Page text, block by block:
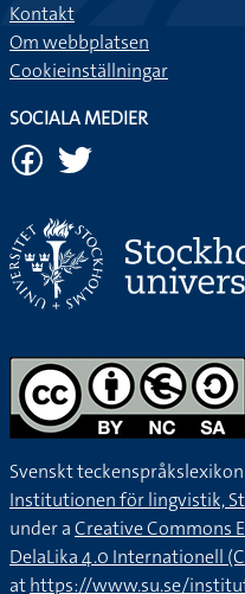
Kontakt
Om webbplatsen
Cookieinställningar
SOCIALA MEDIER
Svenskt
Institutionen för lingvistik,
under aCreative Commons
DelaLika 4.0 Internationell
athttps://www.su.se/